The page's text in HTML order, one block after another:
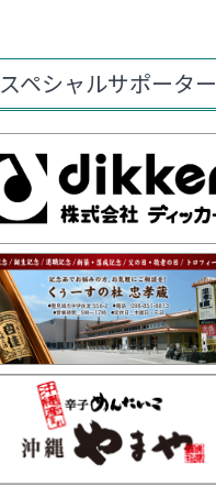
スペシャルサポーター